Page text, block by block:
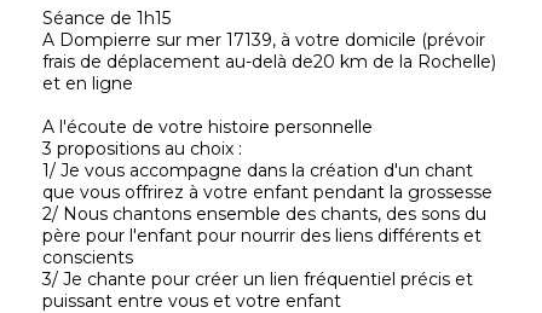
Séance de 1h15
A Dompierre sur mer 17139, à votre domicile (prévoir
frais de déplacement au-delà de20 km de la Rochelle)
et en ligne
A l'écoute de votre histoire personnelle
3 propositions au choix :
1/ Je vous accompagne dans la création d'un chant
que vous offrirez à votre enfant pendant la grossesse
2/ Nous chantons ensemble des chants, des sons du
père pour l'enfant pour nourrir des liens différents et
conscients
3/ Je chante pour créer un lien fréquentiel précis et
puissant entre vous et votre enfant